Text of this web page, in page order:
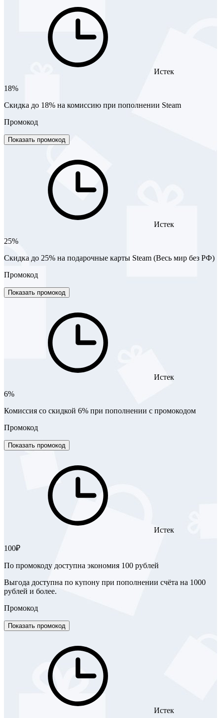
Истек
18%
Скидка до 18% на комиссию при пополнении Steam
Промокод
Показать промокод
Истек
25%
Скидка до 25% на подарочные карты Steam (Весь мир без РФ)
Промокод
Показать промокод
Истек
6%
Комиссия со скидкой 6% при пополнении с промокодом
Промокод
Показать промокод
Истек
100₽
По промокоду доступна экономия 100 рублей
Выгода доступна по купону при пополнении счёта на 1000
рублей и более.
Промокод
Показать промокод
Истек